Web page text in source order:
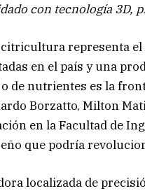
con tecnología 3D,
representa
en el país y una
de nutrientes es la
Borzatto, Milton
en la Facultad de
que podría
localizada de